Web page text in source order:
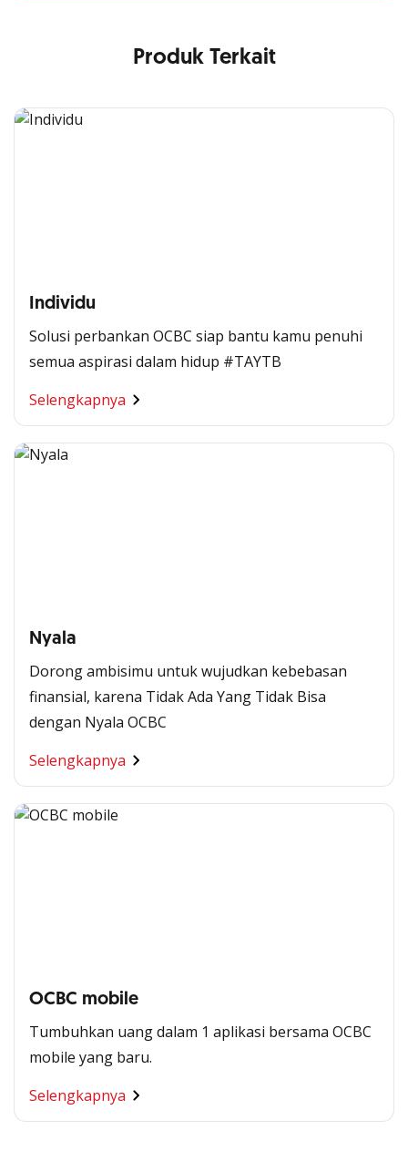
Produk Terkait
Individu
Solusi perbankan OCBC siap bantu kamu penuhi
semua aspirasi dalam hidup #TAYTB
Selengkapnya
Nyala
Dorong ambisimu untuk wujudkan kebebasan
finansial, karena Tidak Ada Yang Tidak Bisa
dengan Nyala OCBC
Selengkapnya
OCBC mobile
Tumbuhkan uang dalam 1 aplikasi bersama OCBC
mobile yang baru.
Selengkapnya
Segala Kemudahan Ada
di Satu Genggaman